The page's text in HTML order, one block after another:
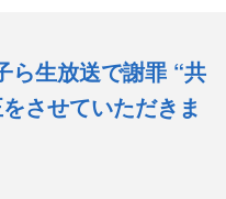
t
e
ら生放送で謝罪 “共
させていただきま